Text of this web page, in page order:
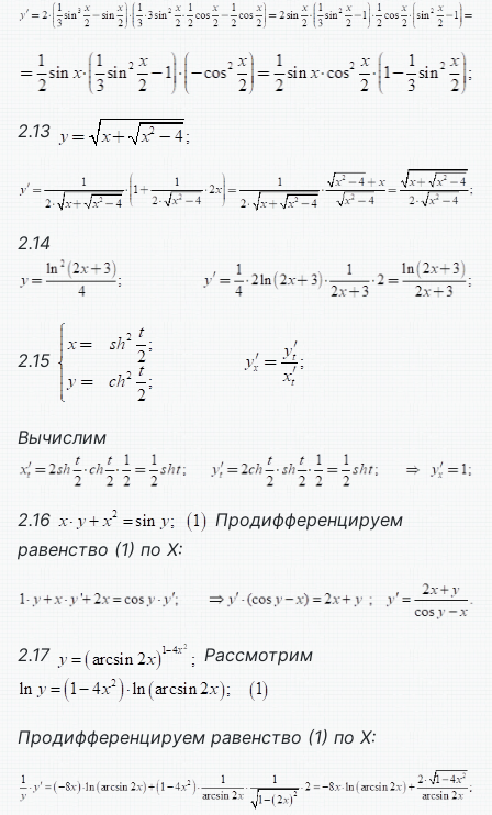
2.13
2.14
2.15
Вычислим
2.16
Продифференцируем
равенство (1) по X:
2.17 Рассмотрим
Продифференцируем равенство (1) по X: